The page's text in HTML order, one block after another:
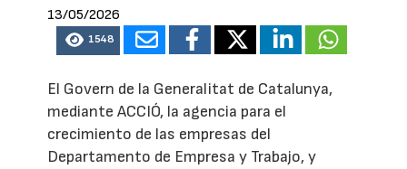
13/05/2026
1548
El Govern de la Generalitat de Catalunya,
mediante ACCIÓ, la agencia para el
crecimiento de las empresas del
Departamento de Empresa y Trabajo, y